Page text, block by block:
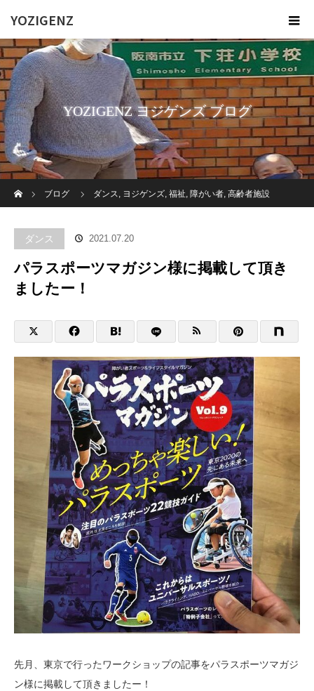
YOZIGENZ
YOZIGENZ ヨジゲンズ ブログ
ブログ
ダンス, ヨジゲンズ, 福祉, 障がい者, 高齢者施設
ダンス 2021.07.20
パラスポーツマガジン様に掲載して頂き
ましたー！
先月、東京で行ったワークショップの記事をパラスポーツマガジ
ン様に掲載して頂きましたー！